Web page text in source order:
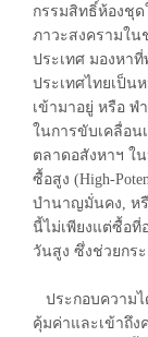
กรรมสิทธิ์ห้องชุด
ภาวะสงครามใ
ประเทศ มองหา
ประเทศไทยเป็น
เข้ามาอยู่ หรือ พ
ในการขับเคลื่อน
ตลาดอสังหาฯ ใ
ซื้อสูง (High-
บำนาญมั่นคง, หรื
นี้ไม่เพียงแต่ซื้อที่
วันสูง ซึ่งช่วยกร
ประกอบความไ
คุ้มค่าและเข้าถึง